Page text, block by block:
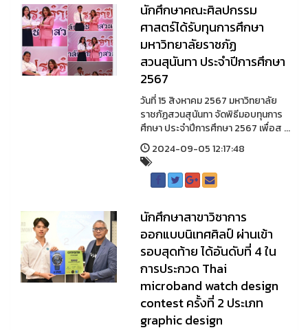
นักศึกษาคณะศิลปกรรม
ศาสตร์ได้รับทุนการศึกษา
มหาวิทยาลัยราชภัฏ
สวนสุนันทา ประจำปีการศึกษา
2567
วันที่ 15 สิงหาคม 2567 มหาวิทยาลัย
ราชภัฏสวนสุนันทา จัดพิธีมอบทุนการ
ศึกษา ประจำปีการศึกษา 2567 เพื่อส ...
2024-09-05 12:17:48
นักศึกษาสาขาวิชาการ
ออกแบบนิเทศศิลป์ ผ่านเข้า
รอบสุดท้าย ได้อันดับที่ 4 ใน
การประกวด Thai
microband watch design
contest ครั้งที่ 2 ประเภท
graphic design